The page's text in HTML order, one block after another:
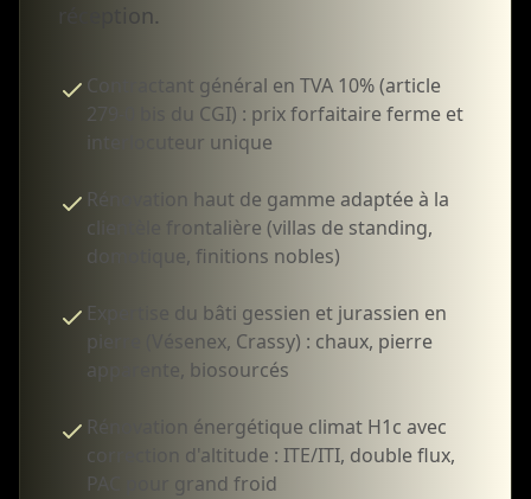
réception.
Contractant général en TVA 10% (article
279-0 bis du CGI) : prix forfaitaire ferme et
interlocuteur unique
Rénovation haut de gamme adaptée à la
clientèle frontalière (villas de standing,
domotique, finitions nobles)
Expertise du bâti gessien et jurassien en
pierre (Vésenex, Crassy) : chaux, pierre
apparente, biosourcés
Rénovation énergétique climat H1c avec
correction d'altitude : ITE/ITI, double flux,
PAC pour grand froid